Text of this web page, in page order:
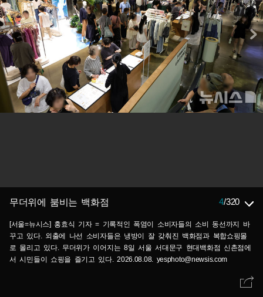
무더위에 붐비는 백화점 4/320
[서울=뉴시스] 홍효식 기자 = 기록적인 폭염이 소비자들의 소비 동선까지 바
꾸고 있다. 외출에 나선 소비자들은 냉방이 잘 갖춰진 백화점과 복합쇼핑몰
로 몰리고 있다. 무더위가 이어지는 8일 서울 서대문구 현대백화점 신촌점에
서 시민들이 쇼핑을 즐기고 있다. 2026.08.08. yesphoto@newsis.com